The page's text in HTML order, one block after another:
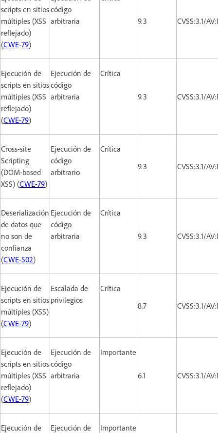
scripts en sitios
múltiples (XSS
reflejado)
(CWE-79)
código
arbitraria
9.3 CVSS:3.1/
Ejecución de
scripts en sitios
múltiples (XSS
reflejado)
(CWE-79)
Ejecución de
código
arbitraria
Crítica
9.3 CVSS:3.1/
Cross-site
Scripting
(DOM-based
XSS) (CWE-79)
Ejecución de
código
arbitrario
Crítica
9.3
CVSS:3.1/
Deserialización
de datos que
no son de
confianza
(CWE-502)
Ejecución de
código
arbitraria
Crítica
9.3 CVSS:3.1/
Ejecución de
scripts en sitios
múltiples (XSS)
(CWE-79)
Escalada de
privilegios
Crítica
8.7
CVSS:3.1/
Ejecución de
scripts en sitios
múltiples (XSS
reflejado)
(CWE-79)
Ejecución de
código
arbitraria
Importante
6.1 CVSS:3.1/
Ejecución de
Ejecución de
Importante